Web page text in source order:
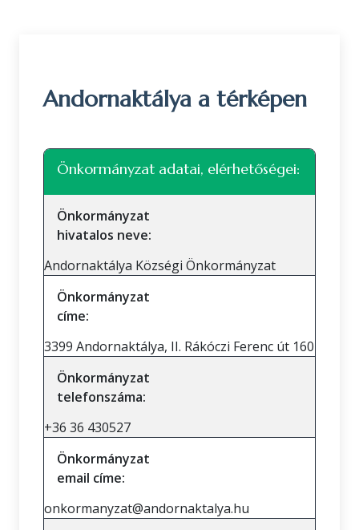
Andornaktálya a térképen
+
Önkormányzat adatai, elérhetőségei:
Önkormányzat
hivatalos neve:
Andornaktálya Községi Önkormányzat
Önkormányzat
címe:
3399 Andornaktálya, II. Rákóczi Ferenc út 160
Önkormányzat
telefonszáma:
+36 36 430527
Önkormányzat
email címe:
onkormanyzat@andornaktalya.hu